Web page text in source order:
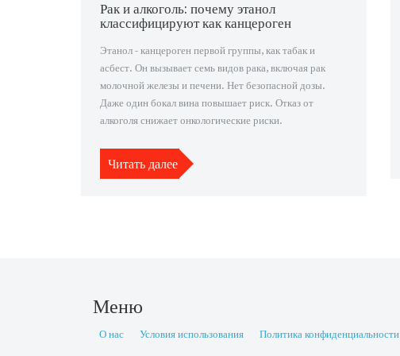
Рак и алкоголь: почему этанол
классифицируют как канцероген
Этанол - канцероген первой группы, как табак и
асбест. Он вызывает семь видов рака, включая рак
молочной железы и печени. Нет безопасной дозы.
Даже один бокал вина повышает риск. Отказ от
алкоголя снижает онкологические риски.
Читать далее
Меню
О нас Условия использования Политика конфиденциальности